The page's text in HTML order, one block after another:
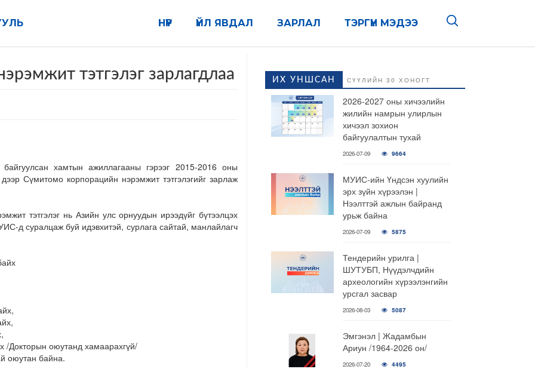
ТЭРГҮҮН МЭДЭЭ
ЗАРЛАЛ
ҮЙЛ ЯВДАЛ
НҮҮР
тэтгэлэг зарлагдлаа
хамтын ажиллагааны гэрээг 2015-2016 оны
Сүмитомо корпорацийн нэрэмжит тэтгэлэгийг зарлаж
тэтгэлэг нь Азийн улс орнуудын ирээдүйг бүтээлцэх
д суралцаж буй идэвхитэй, сурлага сайтай, манлайлагч
/Докторын оюутанд хамаарахгүй/
оюутан байна.
ИХ УНШСАН СҮҮЛИЙН 30 ХОНОГТ
2026-2027 оны хичээлийн
жилийн намрын улирлын
хичээл зохион
байгуулалтын тухай
2026-07-09 9664
МУИС-ийн Үндсэн хуулийн
эрх зүйн хүрээлэн |
Нээлттэй ажлын байранд
урьж байна
2026-07-09 5875
Тендерийн урилга |
ШУТУБП, Нүүдэлчдийн
археологийн хүрээлэнгийн
урсгал засвар
2026-08-03 5087
Эмгэнэл | Жадамбын
Ариун /1964-2026 он/
2026-07-20 4495